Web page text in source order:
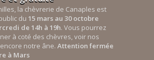
la chèvrerie de Canaples est
du 15 mars au 30 octobre
de 14h à 19h. Vous pourrez
à coté des chèvres, voir nos
notre âne. Attention fermée
à Mars